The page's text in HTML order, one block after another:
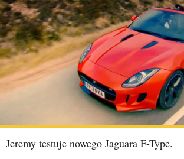
Jeremy testuje nowego Jaguara F-Type.